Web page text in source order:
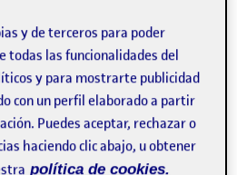
y de terceros para poder
las funcionalidades del
y para mostrarte publicidad
con un perfil elaborado a partir
Puedes aceptar, rechazar o
haciendo clic abajo, u obtener
política de cookies.